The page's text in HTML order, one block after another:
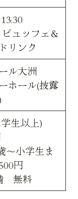
ュッフェ＆
リンク
ル大洲
ホール(披露
生以上)
～小学生ま
円
無料